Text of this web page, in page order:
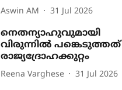
Aswin AM 31 Jul 2026
നെതന്യാഹുവുമായി
വിരുന്നിൽ പങ്കെടുത്തത്
രാജ്യദ്രോഹക്കുറ്റം
Reena Varghese 31 Jul 2026